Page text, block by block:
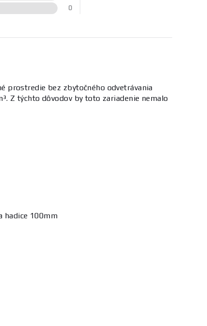
0
prostredie bez zbytočného odvetrávania
Z týchto dôvodov by toto zariadenie nemalo
hadice 100mm